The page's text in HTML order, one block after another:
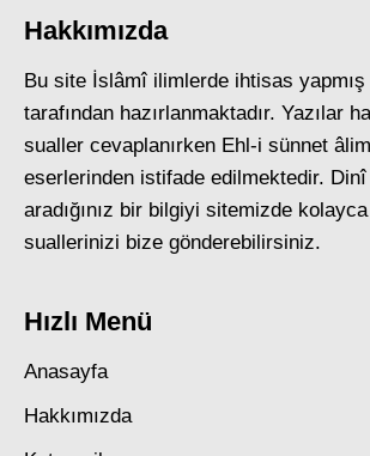
Hakkımızda
Bu site İslâmî ilimlerde ihtisas
tarafından hazırlanmaktadır. Yazılar
sualler cevaplanırken Ehl-i sünnet
eserlerinden istifade edilmektedir.
aradığınız bir bilgiyi sitemizde
suallerinizi bize gönderebilirsiniz.
Hızlı Menü
Anasayfa
Hakkımızda